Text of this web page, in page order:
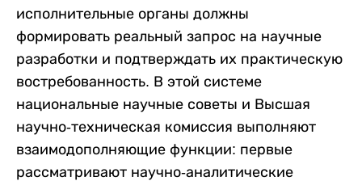
исполнительные органы должны
формировать реальный запрос на научные
разработки и подтверждать их практическую
востребованность. В этой системе
национальные научные советы и Высшая
научно-техническая комиссия выполняют
взаимодополняющие функции: первые
рассматривают научно-аналитические